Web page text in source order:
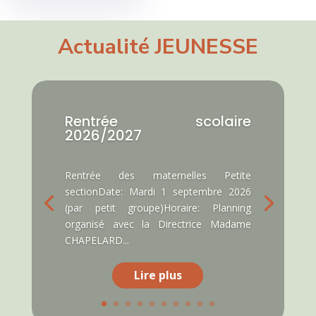
ActualitéJEUNESSE
Rentrée scolaire
2026/2027
Rentrée des maternelles Petite
sectionDate: Mardi 1 septembre 2026
(par petit groupe)Horaire: Planning
organisé avec la Directrice Madame
CHAPELARD...
Lire plus